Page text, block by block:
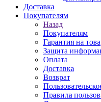
Доставка
Покупателям
Назад
Покупателям
Гарантия на
Защита
Оплата
Доставка
Возврат
Правила